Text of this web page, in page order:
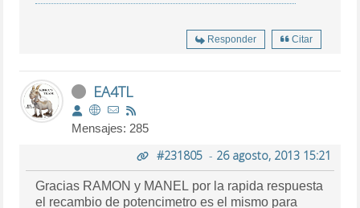
Responder Citar
EA4TL
Mensajes: 285
#231805- 26 agosto, 2013 15:21
Gracias RAMON y MANEL por la rapida respuesta
el recambio de potencimetro es el mismo para